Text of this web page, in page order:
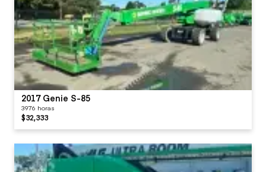
2017 Genie S-85
3976 horas
$32,333